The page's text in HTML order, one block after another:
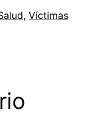
, Víctimas